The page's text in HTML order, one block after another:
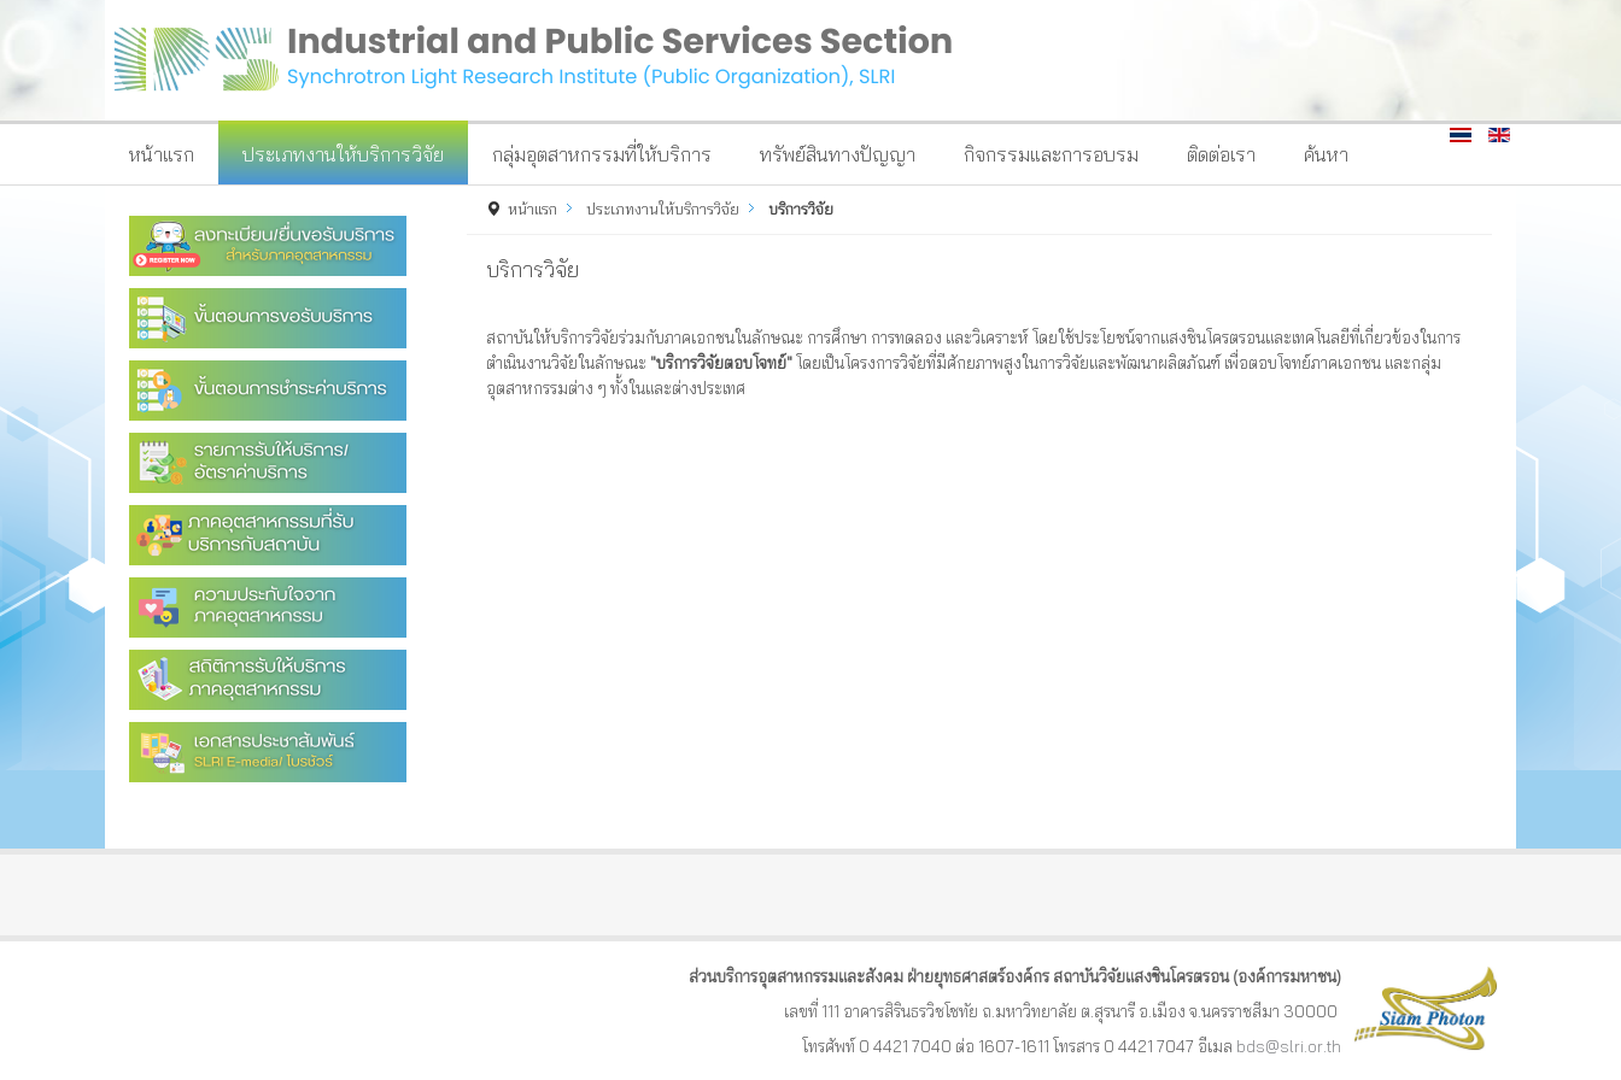
หน้าแรก ประเภทงานให้บริการวิจัย กลุ่มอุตสาหกรรมที่ให้บริการ ทรัพย์สินทางปัญญา กิจกรรมและการอบรม ติดต่อเรา ค้นหา
หน้าแรก ประเภทงานให้บริการวิจัย บริการวิจัย
บริการวิจัย
สถาบันให้บริการวิจัยร่วมกับภาคเอกชนในลักษณะ การศึกษา การทดลอง และวิเคราะห์ โดยใช้ประโยชน์จากแสงชินโครตรอนและเทคโนลยีที่เกี่ยวข้องในการ
ตำเนินงานวิจัยในลักษณะ "บริการวิจัยตอบโจทย์"โดยเป็นโครงการวิจัยที่มีศักยภาพสูงในการวิจัยและพัฒนาผลิตภัณฑ์ เพื่อตอบโจทย์ภาคเอกชน และกลุ่ม
อุตสาหกรรมต่าง ๆ ทั้งในและต่างประเทศ
ส่วนบริการอุตสาหกรรมและสังคม ฝ่ายยุทธศาสตร์องค์กร สถาบันวิจัยแสงซินโครตรอน (องค์การมหาชน)
เลขที่ 111 อาคารสิรินธรวิชโชทัย ถ.มหาวิทยาลัย ต.สุรนารี อ.เมือง จ.นครราชสีมา 30000
โทรศัพท์ 0 4421 7040 ต่อ 1607-1611 โทรสาร 0 4421 7047 อีเมล bds@slri.or.th